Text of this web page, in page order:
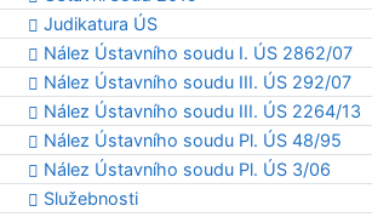
Judikatura ÚS
Nález Ústavního soudu I. ÚS 2862/07
Nález Ústavního soudu III. ÚS 292/07
Nález Ústavního soudu III. ÚS 2264/13
Nález Ústavního soudu Pl. ÚS 48/95
Nález Ústavního soudu Pl. ÚS 3/06
Služebnosti